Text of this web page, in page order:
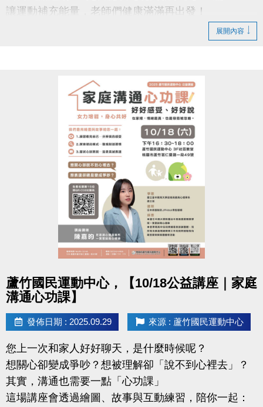
讓運動補充能量，老師們健康滿滿再出發！
展開內容
蘆竹國民運動中心，【10/18公益講座｜家庭
溝通心功課】
發佈日期 : 2025.09.29 來源 : 蘆竹國民運動中心
您上一次和家人好好聊天，是什麼時候呢？
想關心卻變成爭吵？想被理解卻「說不到心裡去」？
其實，溝通也需要一點「心功課」
這場講座會透過繪圖、故事與互動練習，陪你一起：